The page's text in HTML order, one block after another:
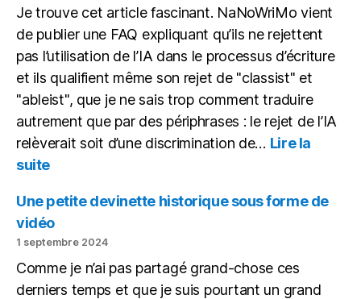
Je trouve cet article fascinant. NaNoWriMo vient
de publier une FAQ expliquant qu’ils ne rejettent
pas l’utilisation de l’IA dans le processus d’écriture
et ils qualifient même son rejet de "classist" et
"ableist", que je ne sais trop comment traduire
autrement que par des périphrases : le rejet de l’IA
relèverait soit d’une discrimination de… Lire la
suite:
l’IA,
tout
le
monde
à
égalité
Une petite devinette historique sous forme de
vidéo
1 septembre 2024
Comme je n’ai pas partagé grand-chose ces
derniers temps et que je suis pourtant un grand